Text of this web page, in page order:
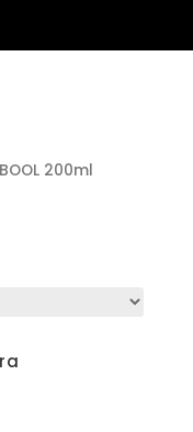
200ml